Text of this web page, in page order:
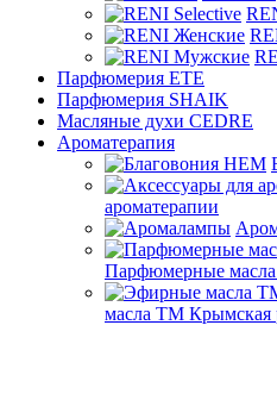
Парфюмерия ETE
Парфюмерия SHAIK
Масляные духи CEDRE
Ароматерапия
ароматерапии
Парфюмерные
масла ТМ Крымская